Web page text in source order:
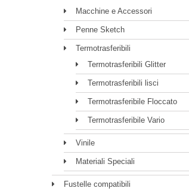
Macchine e Accessori
Penne Sketch
Termotrasferibili
Termotrasferibili Glitter
Termotrasferibili lisci
Termotrasferibile Floccato
Termotrasferibile Vario
Vinile
Materiali Speciali
Fustelle compatibili